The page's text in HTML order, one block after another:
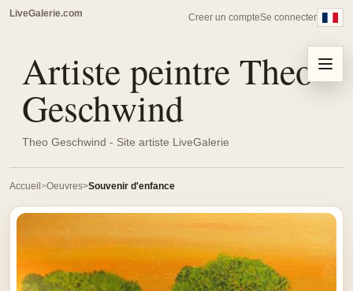
LiveGalerie.com Creer un compteSe connecter
Artiste peintre Theo
Geschwind
Theo Geschwind - Site artiste LiveGalerie
Menu
Accueil Oeuvres Souvenir d'enfance